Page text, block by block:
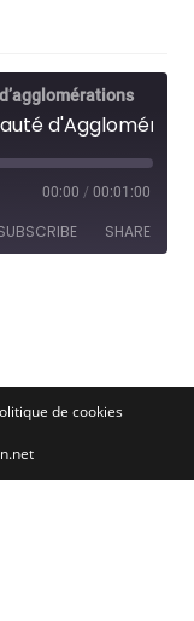
00:00 / 00:01:00
SHARE
de cookies